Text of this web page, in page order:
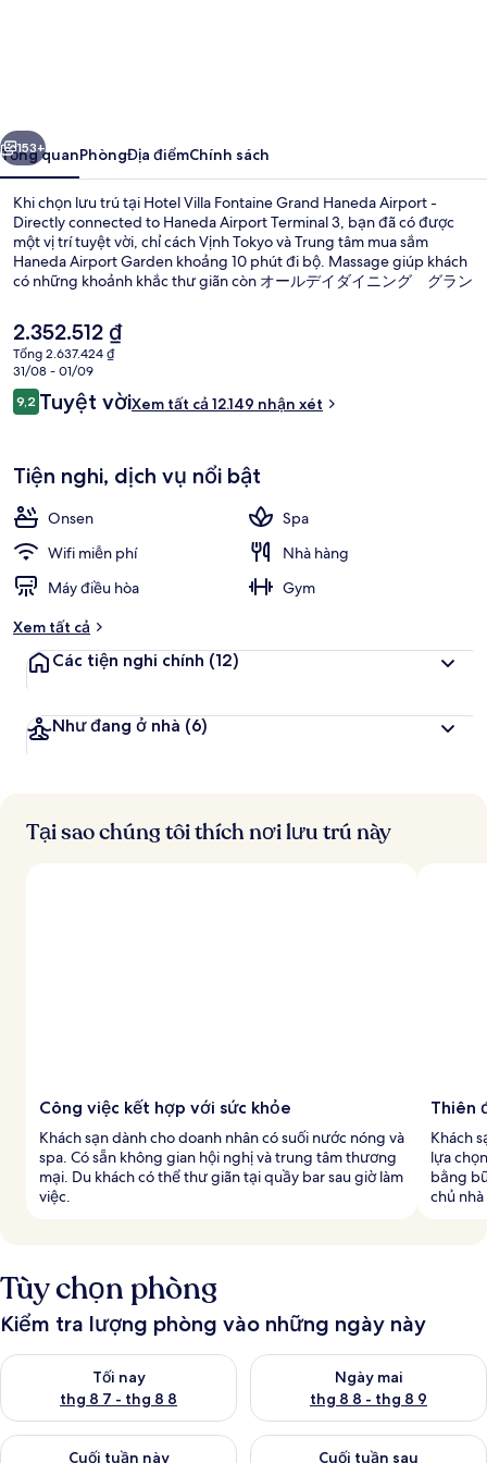
Haneda
Airport
Directly
connected
Haneda
Airport
Terminal
Tiếp
153+
Tổng quanPhòngĐịa điểmChính sách
Khi chọn lưu trú tại Hotel Villa Fontaine Grand Haneda Airport -
Directly connected to Haneda Airport Terminal 3, bạn đã có được
một vị trí tuyệt vời, chỉ cách Vịnh Tokyo và Trung tâm mua sắm
Haneda Airport Garden khoảng 10 phút đi bộ. Massage giúp khách
có những khoảnh khắc thư giãn còn オールデイダイニング グラン
và bữa tối ngon miệng. Trung tâm thể thao và quán bar/khu lounge
là các tiện nghi nổi bật khác. Giường thoải mái và nhân viên nhiệt
tình là những điều ghi dấu ấn trong lòng du khách. Dịch vụ giao
thông công cộng ở rất gần: chỉ cách Nhà ga Sân bay Haneda 3 12
phút đi bộ.
Giá
hiện
tại
là
2.352.512 ₫
2.352.512 ₫
Tổng 2.637.424 ₫
31/08 - 01/09
Nhận
xét
9,29,2 trên 10,
Tuyệt vờiXem tất cả 12.149 nhận xét
Tiện nghi, dịch vụ nổi bật
Onsen
Spa
Wifi miễn phí
Nhà hàng
Máy điều hòa
Gym
Xem tất cả
Các tiện nghi chính (12)
Như đang ở nhà (6)
Tại sao chúng tôi thích nơi lưu trú này
Công việc kết hợp với sức khỏe
Khách sạn dành cho doanh nhân có suối nước nóng và
spa. Có sẵn không gian hội nghị và trung tâm thương
mại. Du khách có thể thư giãn tại quầy bar sau giờ làm
việc.
Thiên
Khách
lựa
bằng
chủ
Tùy chọn phòng
Kiểm tra lượng phòng vào những ngày này
Tối nay
thg 8 7 - thg 8 8
Kiểm tra lượng phòng tối nay từ thg 8 7 - thg 8 8
Ngày mai
thg 8 8 - thg 8 9
Kiểm tra lượng phòng ngày
Cuối tuần này
Kiểm tra lượng phòng cuối tuần này từ thg 8 7 - thg 8 9
Cuối tuần sau
Kiểm tra lượng phòng cuối